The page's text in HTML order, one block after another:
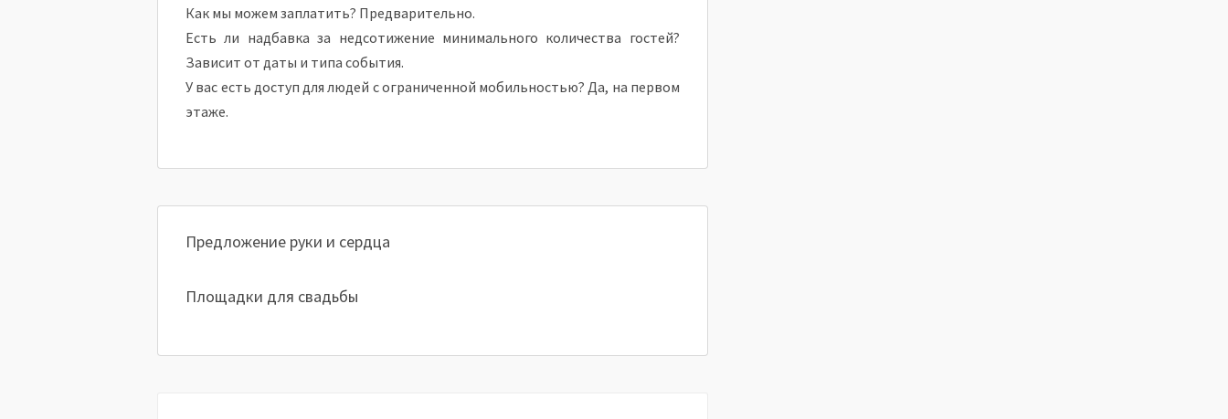
Как мы можем заплатить? Предварительно.
Есть ли надбавка за недсотижение минимального количества гостей?
Зависит от даты и типа события.
У вас есть доступ для людей с ограниченной мобильностью? Да, на первом
этаже.
Предложение руки и сердца
Площадки для свадьбы